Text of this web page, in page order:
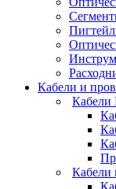
Кабели и
Кабели
Кабели